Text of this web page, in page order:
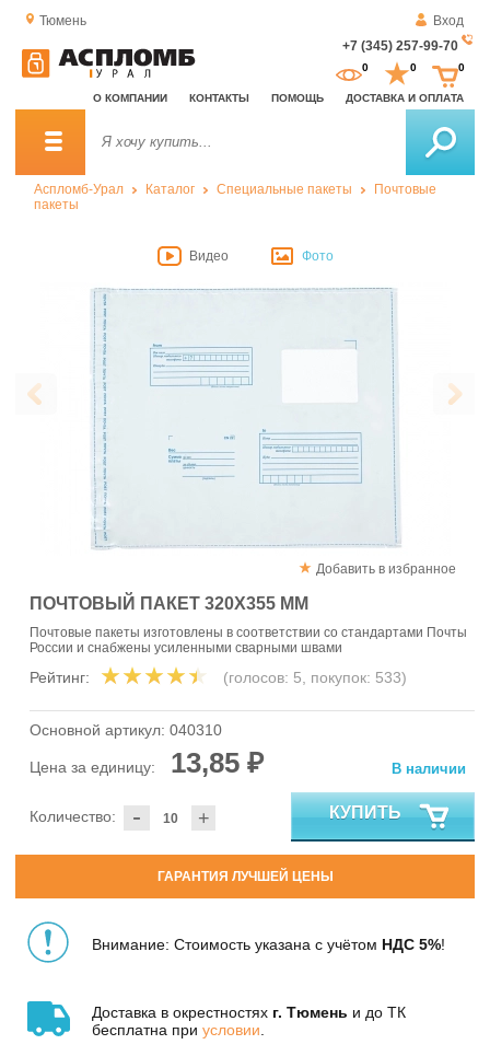
Тюмень
Вход
+7 (345) 257-99-70
О КОМПАНИИ КОНТАКТЫ ПОМОЩЬ ДОСТАВКА И ОПЛАТА
0 0 0
Аспломб-Урал Каталог Специальные пакеты
Почтовые
пакеты
Добавить в избранное
ПОЧТОВЫЙ ПАКЕТ 320Х355 ММ
Почтовые пакеты изготовлены в соответствии со стандартами Почты
России и снабжены усиленными сварными швами
Рейтинг: (голосов: 5, покупок: 533)
Основной артикул: 040310
Цена за единицу: 13,85 ₽
- +
Количество:
В наличии
КУПИТЬ
ГАРАНТИЯ ЛУЧШЕЙ ЦЕНЫ
Внимание: Стоимость указана с учётом НДС 5%!
Доставка в окрестностях г. Тюмень и до ТК
бесплатна при условии
Видео Фото